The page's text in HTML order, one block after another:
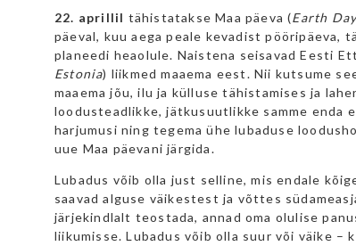
22. aprillil tähistatakse Maa päeva (Earth
päeval, kuu aega peale kevadist pööripäeva,
planeedi heaolule. Naistena seisavad Eesti
Estonia) liikmed maaema eest. Nii kutsume
maaema jõu, ilu ja külluse tähistamises ja
loodusteadlikke, jätkusuutlikke samme enda
harjumusi ning tegema ühe lubaduse
uue Maa päevani järgida.
Lubadus võib olla just selline, mis endale
saavad alguse väikestest ja võttes
järjekindlalt teostada, annad oma olulise
liikumisse. Lubadus võib olla suur või väike